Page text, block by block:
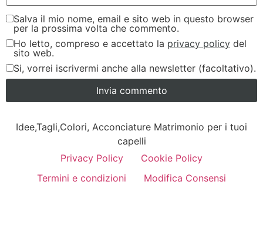
Salva il mio nome, email e sito web in questo browser
per la prossima volta che commento.
Ho letto, compreso e accettato la privacy policy del
sito web.
Si, vorrei iscrivermi anche alla newsletter (facoltativo).
Idee,Tagli,Colori, Acconciature Matrimonio per i tuoi
capelli
Privacy Policy
Cookie Policy
Termini e condizioni
Modifica Consensi